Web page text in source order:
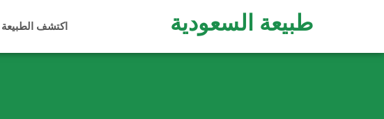
طبيعة السعودية اكتشف الطبيعة